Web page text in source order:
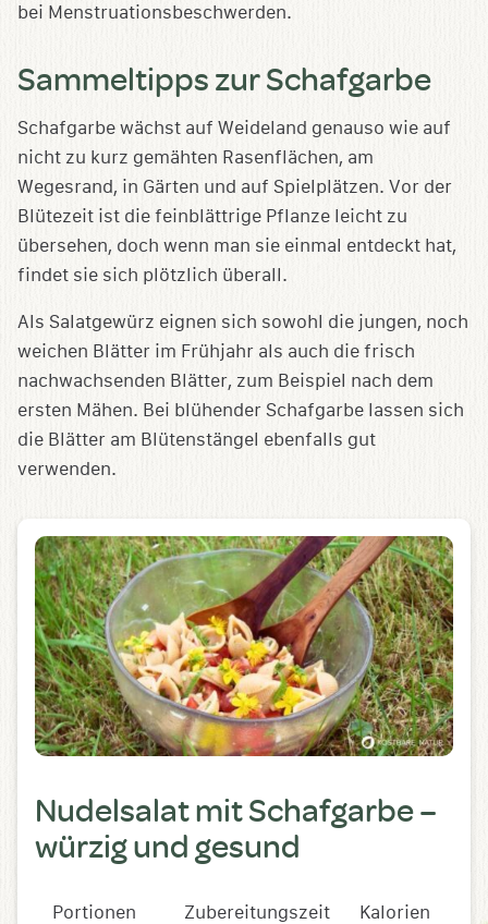
bei Menstruationsbeschwerden.
Sammeltipps zur Schafgarbe
Schafgarbe wächst auf Weideland genauso wie auf
nicht zu kurz gemähten Rasenflächen, am
Wegesrand, in Gärten und auf Spielplätzen. Vor der
Blütezeit ist die feinblättrige Pflanze leicht zu
übersehen, doch wenn man sie einmal entdeckt hat,
findet sie sich plötzlich überall.
Als Salatgewürz eignen sich sowohl die jungen, noch
weichen Blätter im Frühjahr als auch die frisch
nachwachsenden Blätter, zum Beispiel nach dem
ersten Mähen. Bei blühender Schafgarbe lassen sich
die Blätter am Blütenstängel ebenfalls gut
verwenden.
Nudelsalat mit Schafgarbe –
würzig und gesund
Portionen Zubereitungszeit Kalorien